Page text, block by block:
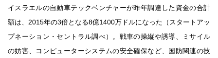
イスラエルの自動車テックベンチャーが昨年調達した資金の合計
額は、2015年の3倍となる8億1400万ドルになった（スタートアッ
プネーション・セントラル調べ）。戦車の操縦や誘導、ミサイル
の妨害、コンピューターシステムの安全確保など、国防関連の技